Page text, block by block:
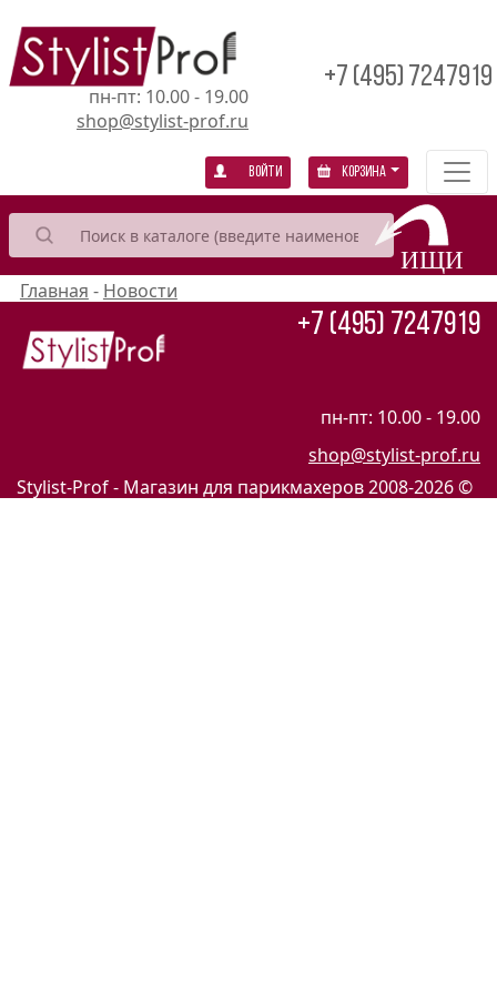
пн-пт: 10.00 - 19.00
shop@stylist-prof.ru
+7 (495) 7247919
Войти Корзина
Главная - Новости
+7 (495) 7247919
пн-пт: 10.00 - 19.00
shop@stylist-prof.ru
Stylist-Prof - Магазин для парикмахеров2008-2026 ©